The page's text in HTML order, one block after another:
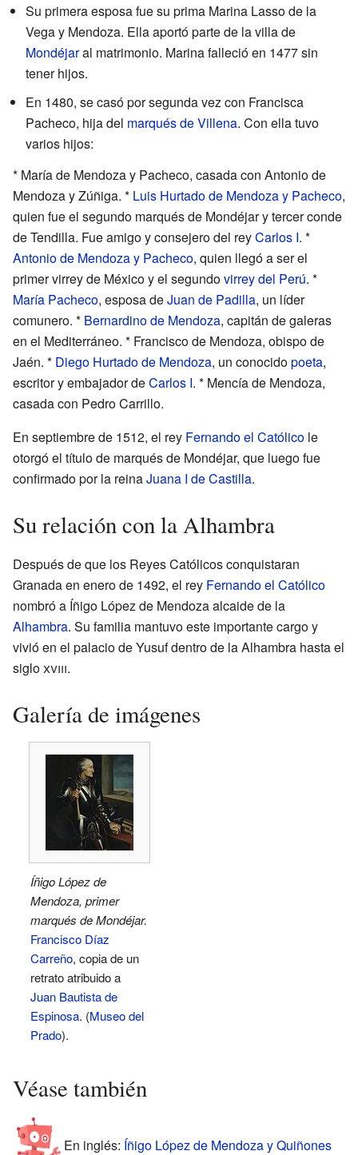
Su primera esposa fue su prima Marina Lasso de la
Vega y Mendoza. Ella aportó parte de la villa de
Mondéjaral matrimonio. Marina falleció en 1477 sin
tener hijos.
En 1480, se casó por segunda vez con Francisca
Pacheco, hija del marqués de Villena. Con ella tuvo
varios hijos:
* María de Mendoza y Pacheco, casada con Antonio de
Mendoza y Zúñiga. * Luis Hurtado de Mendoza y Pacheco,
quien fue el segundo marqués de Mondéjar y tercer conde
de Tendilla. Fue amigo y consejero del reyCarlos I. *
Antonio de Mendoza y Pacheco, quien llegó a ser el
primer virrey de México y el segundovirrey del Perú. *
María Pacheco, esposa deJuan de Padilla, un líder
comunero. * Bernardino de Mendoza, capitán de galeras
en el Mediterráneo. * Francisco de Mendoza, obispo de
Jaén. * Diego Hurtado de Mendoza, un conocidopoeta,
escritor y embajador deCarlos I. * Mencía de Mendoza,
casada con Pedro Carrillo.
En septiembre de 1512, el rey Fernando el Católico le
otorgó el título de marqués de Mondéjar, que luego fue
confirmado por la reinaJuana I de Castilla.
Su relación con la Alhambra
Después de que los Reyes Católicos conquistaran
Granada en enero de 1492, el rey Fernando el Católico
nombró a Íñigo López de Mendoza alcaide de la
Alhambra. Su familia mantuvo este importante cargo y
vivió en el palacio de Yusuf dentro de la Alhambra hasta el
sigloxviii.
Galería de imágenes
Íñigo López de
Mendoza, primer
marqués de Mondéjar.
Francisco Díaz
Carreño, copia de un
retrato atribuido a
Juan Bautista de
Espinosa. (Museo del
Prado).
Véase también
En inglés: Íñigo López de Mendoza y Quiñones